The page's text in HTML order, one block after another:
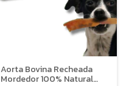
Aorta Bovina Recheada
Mordedor 100% Natural